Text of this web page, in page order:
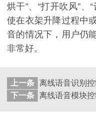
烘干”、“打开吹风”、
使在衣架升降过程中
音的情况下，用户仍
非常好。
上一条
下一条